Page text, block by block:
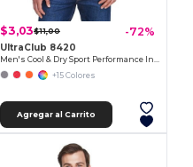
$3,03$11,00 -72%
UltraClub 8420
Men's Cool & Dry Sport Performance Interlock T-Shirt
+15 Colores
Agregar al Carrito